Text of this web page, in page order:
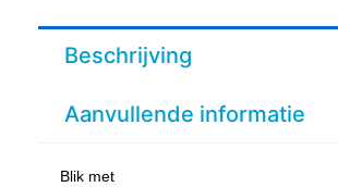
Beschrijving
Aanvullende informatie
Blik met